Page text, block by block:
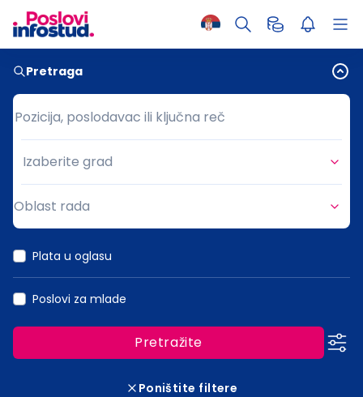
Pretraga
Pozicija, poslodavac ili ključna reč
Pozicija, poslodavac ili ključna reč
Grad
Izaberite grad
Oblast rada
Plata u oglasu
Poslovi za mlade
Pretražite
Poništite filtere